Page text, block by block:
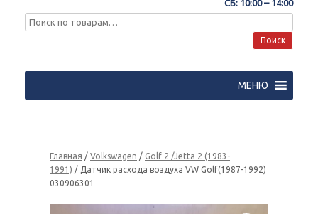
СБ: 10:00 – 14:00
Поиск
МЕНЮ
Главная / Volkswagen / Golf 2 /Jetta 2 (1983-
1991) / Датчик расхода воздуха VW Golf(1987-1992)
030906301